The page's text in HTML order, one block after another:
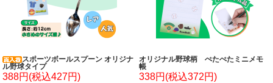
スポーツボールスプーン オリジナ
ル野球タイプ
388円(税込427円)
オリジナル野球柄 ぺたぺたミニメモ
帳
338円(税込372円)